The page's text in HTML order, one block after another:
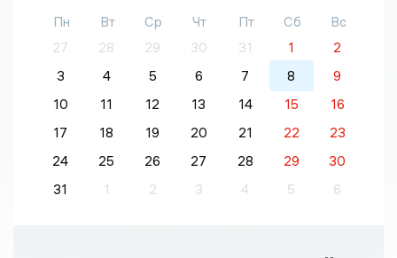
Пн Вт Ср Чт Пт Сб
Вс
27
28 29 30 31 1
2
3
4 5 6 7 8
9
10
11 12 13 14 15
16
17
18 19 20 21 22
23
24
25 26 27 28 29
30
31
1 2 3 4 5 6